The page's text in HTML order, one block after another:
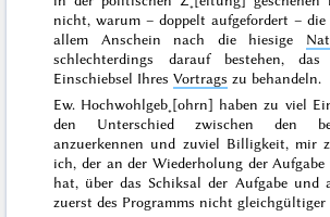
nicht, warum – doppelt aufgefordert – die
allem Anschein nach die hiesige
schlechterdings darauf bestehen,
Einschiebsel IhresVortrags zu behandeln.
Ew. Hochwohlgeb˖[ohrn] haben zu viel
den Unterschied zwischen den
anzuerkennen und zuviel Billigkeit, mir
ich, der an der Wiederholung der
hat, über das Schiksal der Aufgabe und
zuerst des Programms nicht gleichgültiger